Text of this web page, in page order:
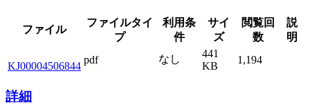
ファイル
ファイルタイ
プ
利用条
件
サイ
ズ
閲覧回
数
説
明
KJ00004506844
pdf なし
441
KB
1,194
詳細